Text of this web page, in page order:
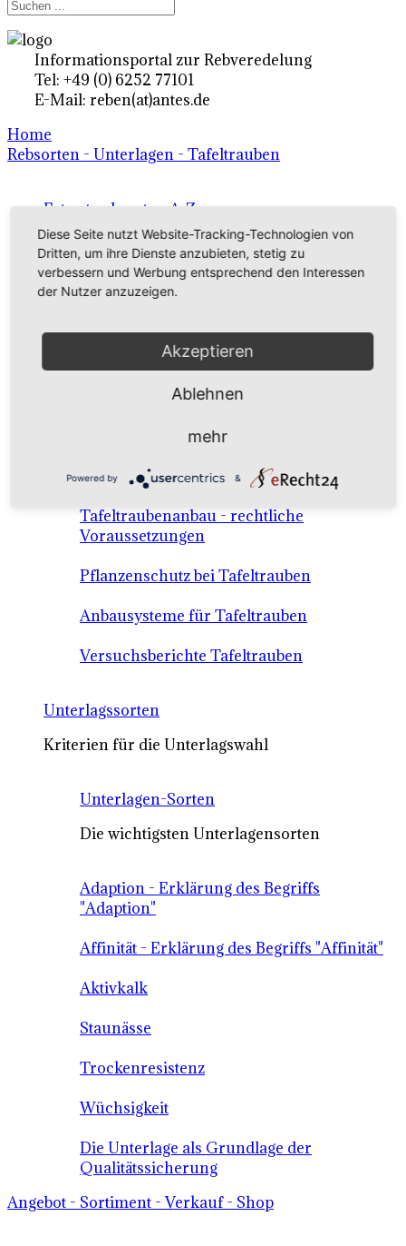
Informationsportal zur Rebveredelung
Tel: +49 (0) 6252 77101
E-Mail: reben(at)antes.de
Home
Rebsorten - Unterlagen - Tafeltrauben
Ertragsrebsorten A-Z
in Deutschland
Rebsorten international
externe Links
Tafeltraubensorten
Tafeltrauben A-Z Sortenbeschreibungen
Tafeltraubenanbau - rechtliche
Voraussetzungen
Pflanzenschutz bei Tafeltrauben
Anbausysteme für Tafeltrauben
Versuchsberichte Tafeltrauben
Unterlagssorten
Kriterien für die Unterlagswahl
Unterlagen-Sorten
Die wichtigsten Unterlagensorten
Adaption - Erklärung des Begriffs
"Adaption"
Affinität - Erklärung des Begriffs "Affinität"
Aktivkalk
Staunässe
Trockenresistenz
Wüchsigkeit
Die Unterlage als Grundlage der
Qualitätssicherung
Angebot - Sortiment - Verkauf - Shop
Diese Seite nutzt Website-Tracking-Technologien von
Dritten, um ihre Dienste anzubieten, stetig zu
verbessern und Werbung entsprechend den Interessen
der Nutzer anzuzeigen.
Akzeptieren
Ablehnen
mehr
Powered by &